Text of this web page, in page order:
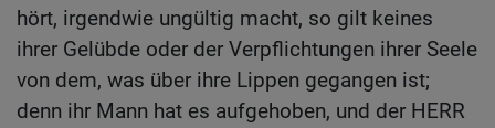
hört, irgendwie ungültig macht, so gilt keines
ihrer Gelübde oder der Verpflichtungen ihrer Seele
von dem, was über ihre Lippen gegangen ist;
denn ihr Mann hat es aufgehoben, und der HERR